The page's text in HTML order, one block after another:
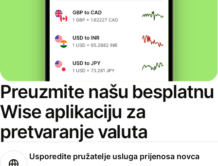
Preuzmite našu besplatnu
Wise aplikaciju za
pretvaranje valuta
Usporedite pružatelje usluga prijenosa novca